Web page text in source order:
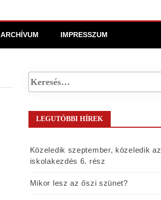
ARCHÍVUM IMPRESSZUM
LEGUTÓBBI HÍREK
Közeledik szeptember, közeledik az
iskolakezdés 6. rész
Mikor lesz az őszi szünet?